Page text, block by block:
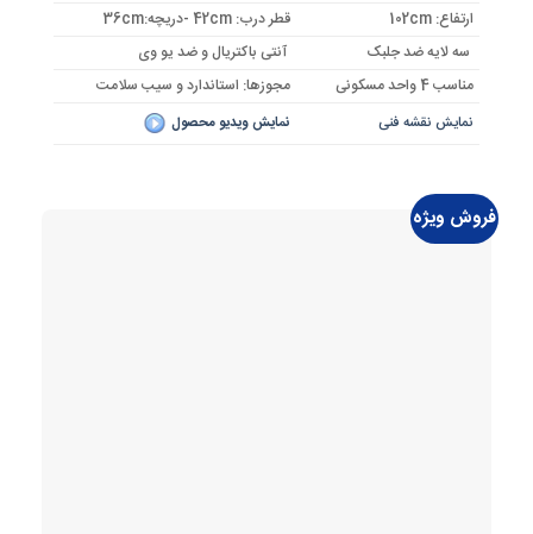
ارتفاع: 102cm
قطر درب: 42cm -دریچه:36cm
سه لایه ضد جلبک
آنتی باکتریال و ضد یو وی
مناسب 4 واحد مسکونی
مجوزها: استاندارد و سیب سلامت
نمایش نقشه فنی نمایش ویدیو محصول
فروش ویژه